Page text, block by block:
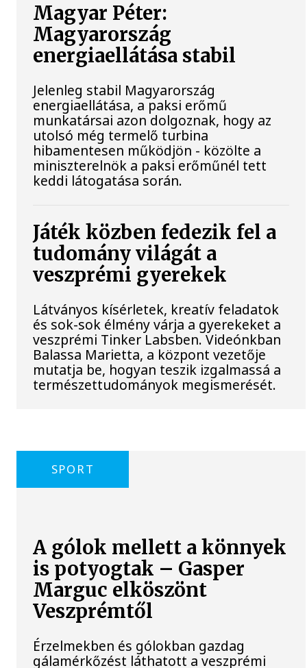
Magyar Péter:
Magyarország
energiaellátása stabil
Jelenleg stabil Magyarország
energiaellátása, a paksi erőmű
munkatársai azon dolgoznak, hogy az
utolsó még termelő turbina
hibamentesen működjön - közölte a
miniszterelnök a paksi erőműnél tett
keddi látogatása során.
Játék közben fedezik fel a
tudomány világát a
veszprémi gyerekek
Látványos kísérletek, kreatív feladatok
és sok-sok élmény várja a gyerekeket a
veszprémi Tinker Labsben. Videónkban
Balassa Marietta, a központ vezetője
mutatja be, hogyan teszik izgalmassá a
természettudományok megismerését.
SPORT
A gólok mellett a könnyek
is potyogtak – Gasper
Marguc elköszönt
Veszprémtől
Érzelmekben és gólokban gazdag
gálamérkőzést láthatott a veszprémi